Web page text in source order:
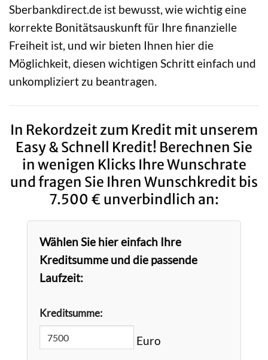
Sberbankdirect.de ist bewusst, wie wichtig eine
korrekte Bonitätsauskunft für Ihre finanzielle
Freiheit ist, und wir bieten Ihnen hier die
Möglichkeit, diesen wichtigen Schritt einfach und
unkompliziert zu beantragen.
In Rekordzeit zum Kredit mit unserem
Easy & Schnell Kredit! Berechnen Sie
in wenigen Klicks Ihre Wunschrate
und fragen Sie Ihren Wunschkredit bis
7.500 € unverbindlich an:
Wählen Sie hier einfach Ihre
Kreditsumme und die passende
Laufzeit:
Kreditsumme:
Euro